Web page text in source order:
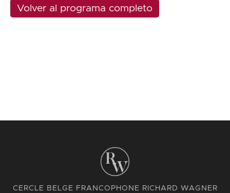
Volver al programa completo
CERCLE BELGE FRANCOPHONE RICHARD WAGNER